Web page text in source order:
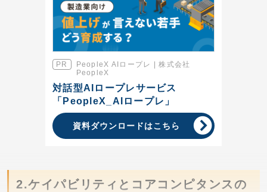
PeopleX AIロープレ | 株式会社
PeopleX
対話型AIロープレサービス
「PeopleX_AIロープレ」
資料ダウンロードはこちら
2.ケイパビリティとコアコンピタンスの